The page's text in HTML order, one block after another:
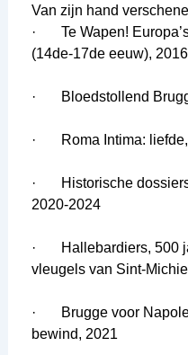
Van zijn hand
· Te Wapen!
(14de-17de eeuw), 2016
· Bloedstollend
· Roma Intima: liefde,
· Historische dossiers
2020-2024
· Hallebardiers, 500
vleugels van Sint-
· Brugge voor
bewind, 2021